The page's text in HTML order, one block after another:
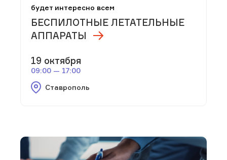
будет интересно всем
БЕСПИЛОТНЫЕ ЛЕТАТЕЛЬНЫЕ
АППАРАТЫ
19 октября
09:00 — 17:00
Ставрополь